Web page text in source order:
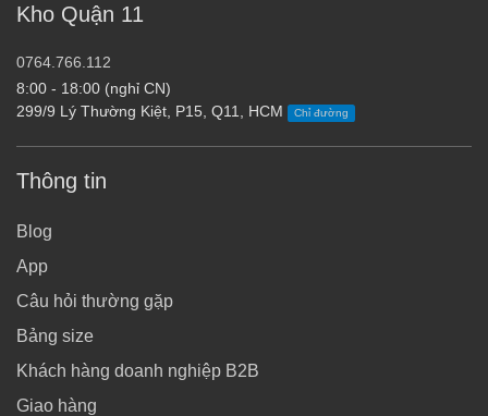
Kho Quận 11
0764.766.112
8:00 - 18:00 (nghỉ CN)
299/9 Lý Thường Kiệt, P15, Q11, HCM
Chỉ đường
Thông tin
Blog
App
Câu hỏi thường gặp
Bảng size
Khách hàng doanh nghiệp B2B
Giao hàng